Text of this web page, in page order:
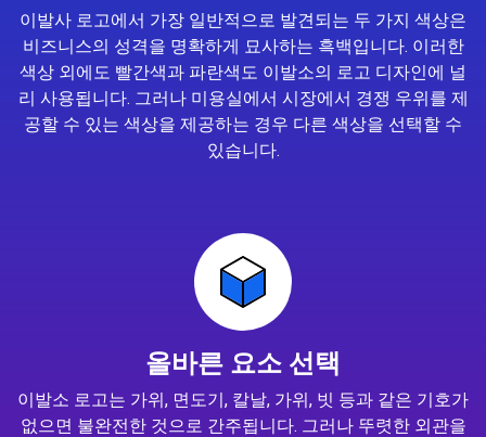
이발사 로고에서 가장 일반적으로 발견되는 두 가지 색상은
비즈니스의 성격을 명확하게 묘사하는 흑백입니다. 이러한
색상 외에도 빨간색과 파란색도 이발소의 로고 디자인에 널
리 사용됩니다. 그러나 미용실에서 시장에서 경쟁 우위를 제
공할 수 있는 색상을 제공하는 경우 다른 색상을 선택할 수
있습니다.
올바른 요소 선택
이발소 로고는 가위, 면도기, 칼날, 가위, 빗 등과 같은 기호가
없으면 불완전한 것으로 간주됩니다. 그러나 뚜렷한 외관을